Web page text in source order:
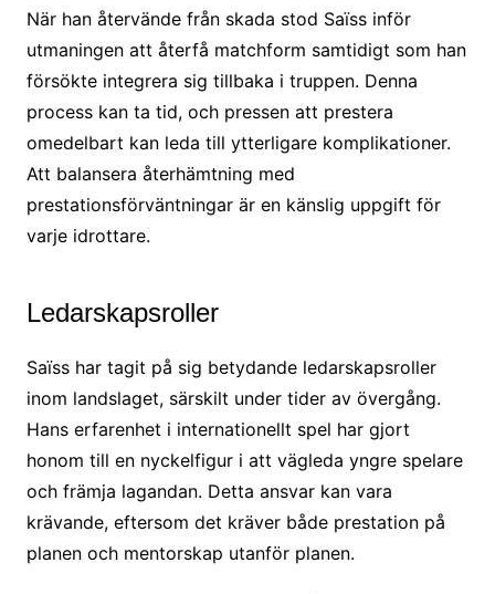
När han återvände från skada stod Saïss inför
utmaningen att återfå matchform samtidigt som han
försökte integrera sig tillbaka i truppen. Denna
process kan ta tid, och pressen att prestera
omedelbart kan leda till ytterligare komplikationer.
Att balansera återhämtning med
prestationsförväntningar är en känslig uppgift för
varje idrottare.
Ledarskapsroller
Saïss har tagit på sig betydande ledarskapsroller
inom landslaget, särskilt under tider av övergång.
Hans erfarenhet i internationellt spel har gjort
honom till en nyckelfigur i att vägleda yngre spelare
och främja lagandan. Detta ansvar kan vara
krävande, eftersom det kräver både prestation på
planen och mentorskap utanför planen.